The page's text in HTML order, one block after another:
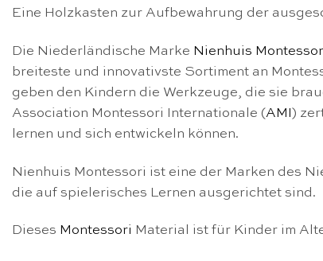
Eine Holzkasten zur Aufbewahrung der
Die Niederländische Marke Nienhuis
breiteste und innovativste Sortiment an
geben den Kindern die Werkzeuge, die sie
Association Montessori Internationale (AMI )
lernen und sich entwickeln können.
Nienhuis Montessori ist eine der Marken des
die auf spielerisches Lernen ausgerichtet sind.
Dieses Montessori Material ist für Kinder im